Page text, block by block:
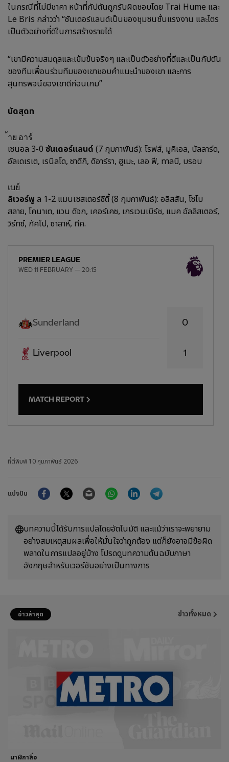
ในกรณีที่ไม่มีชาคา หน้าที่กัปตันถูกรับผิดชอบโดย Trai Hume และ
Le Bris กล่าวว่า “ซันเดอร์แลนด์เป็นของชุมชนชั้นแรงงาน และไตร
เป็นตัวอย่างที่ดีในการสร้างรายได้
“เขามีความสมดุลและเข้มข้นจริงๆ และเป็นตัวอย่างที่ดีและเป็นกัปตัน
ของทีมเพื่อนร่วมทีมของเขาชอบคำแนะนำของเขา และการ
สุนทรพจน์ของเขาดีก่อนเกม”
นัดสุดท
้าย อาร์
เซนอล 3-0 ซันเดอร์แลนด์ (7 กุมภาพันธ์): โรฟส์, มูคิเอล, บัลลาร์ด,
อัลเดเรเต, เรนิลโด, ซาดิกิ, ดิอาร์รา, ฮูเมะ, เลอ ฟี, ทาลบี, บรอบ
เบย์
ลิเวอร์พู ล 1-2 แมนเชสเตอร์ซิตี้ (8 กุมภาพันธ์): อลิสสัน, โซโบ
สลาย, โคนาเต, แวน ดิจก, เคอร์เคซ, เกรเวนเบิร์ช, แมค อัลลิสเตอร์,
วิร์ทซ์, กัคโป, ซาลาห์, ทีค.
PREMIER LEAGUE
WED 11 FEBRUARY — 20:15
Sunderland
Liverpool
0
1
MATCH REPORT
ที่ตีพิมพ์ 10 กุมภาพันธ์ 2026
แบ่งปัน
FacebookTwitter Email WhatsAppLinkedIn
บทความนี้ได้รับการแปลโดยอัตโนมัติ และแม้ว่าเราจะพยายาม
อย่างสมเหตุสมผลเพื่อให้มั่นใจว่าถูกต้อง แต่ก็ยังอาจมีข้อผิด
พลาดในการแปลอยู่บ้าง โปรดดูบทความต้นฉบับภาษา
อังกฤษสำหรับเวอร์ชันอย่างเป็นทางการ
ข่าวล่าสุด ข่าวทั้งหมด
นาฬิกาสื่อ